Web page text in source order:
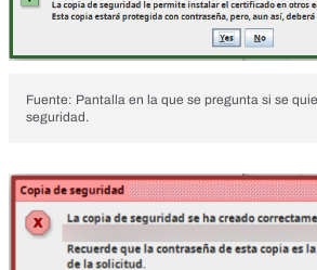
Fuente: Pantalla en la que se pregunta si se
seguridad.